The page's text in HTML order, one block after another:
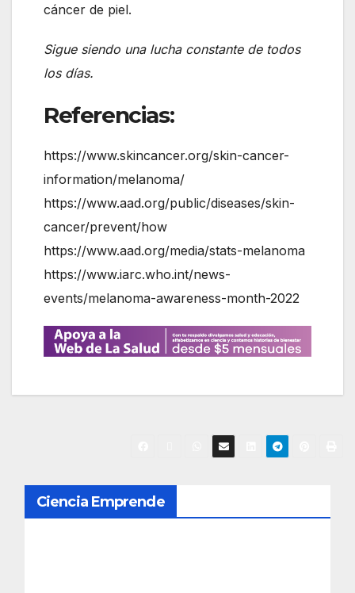
cáncer de piel.
Sigue siendo una lucha constante de todos
los días.
Referencias:
https://www.skincancer.org/skin-cancer-
information/melanoma/
https://www.aad.org/public/diseases/skin-
cancer/prevent/how
https://www.aad.org/media/stats-melanoma
https://www.iarc.who.int/news-
events/melanoma-awareness-month-2022
N
a
Ciencia Emprende